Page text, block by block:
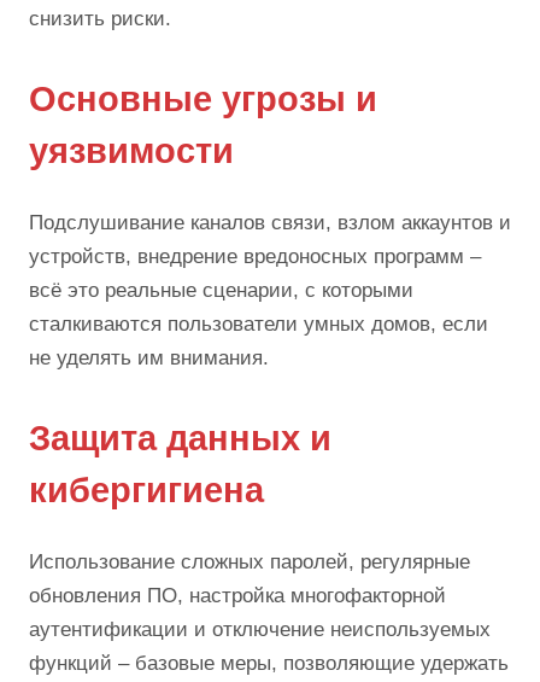
снизить риски.
Основные угрозы и
уязвимости
Подслушивание каналов связи, взлом аккаунтов и
устройств, внедрение вредоносных программ –
всё это реальные сценарии, с которыми
сталкиваются пользователи умных домов, если
не уделять им внимания.
Защита данных и
кибергигиена
Использование сложных паролей, регулярные
обновления ПО, настройка многофакторной
аутентификации и отключение неиспользуемых
функций – базовые меры, позволяющие удержать